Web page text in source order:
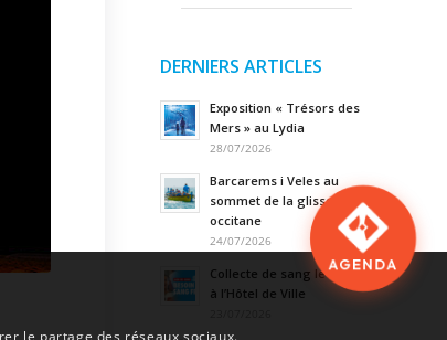
DERNIERS ARTICLES
Exposition « Trésors des
Mers » au Lydia
28/07/2026
Barcarems i Veles au
sommet de la glisse
occitane
24/07/2026
Collecte de sang le 20 août
à l’Hôtel de Ville
AGENDA